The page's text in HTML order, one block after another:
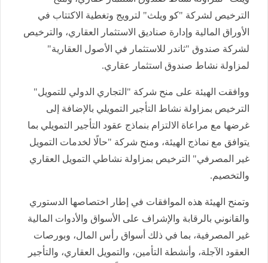
الترخيص لشركة "كو ويلث" لترويج وتغطية الاكتتاب في
الأوراق المالية وإدارة صناديق الاستثمار العقاري، والترخيص
لشركة صندوق "ثاندر للاستثمار في الأصول العقارية"
لمزاولة نشاط صندوق استثمار عقاري.
ووافقت الهيئة على منح شركة "التجاري الدولي للتمويل"
الترخيص بمزاولة نشاط التأجير التمويلي بالإضافة إلى
غرضها مع مراعاة الالتزام بنماذج عقود التأجير التمويلي بما
يتوافق مع نماذج الهيئة، ومنح شركة "حالًا لخدمات التمويل
غير المصرفي" الترخيص بمزاولة نشاطي التمويل العقاري
والتخصيم.
وتمنح الهيئة هذه الموافقات في إطار اختصاصها الدستوري
والقانوني بالرقابة والإشراف على الأسواق والأدوات المالية
غير المصرفية، بما في ذلك أسواق رأس المال، وبورصات
العقود الآجلة، وأنشطة التأمين، والتمويل العقاري، والتأجير